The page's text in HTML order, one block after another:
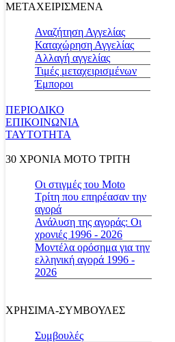
ΜΕΤΑΧΕΙΡΙΣΜΕΝΑ
Αναζήτηση Αγγελίας
Καταχώρηση Αγγελίας
Αλλαγή αγγελίας
Τιμές μεταχειρισμένων
Έμποροι
ΠΕΡΙΟΔΙΚΟ
ΕΠΙΚΟΙΝΩΝΙΑ
ΤΑΥΤΟΤΗΤΑ
30 ΧΡΟΝΙΑ MOTO ΤΡΙΤΗ
Οι στιγμές του Moto
Τρίτη που επηρέασαν την
αγορά
Ανάλυση της αγοράς: Οι
χρονιές 1996 - 2026
Μοντέλα ορόσημα για την
ελληνική αγορά 1996 -
2026
ΧΡΗΣΙΜΑ-ΣΥΜΒΟΥΛΕΣ
Συμβουλές